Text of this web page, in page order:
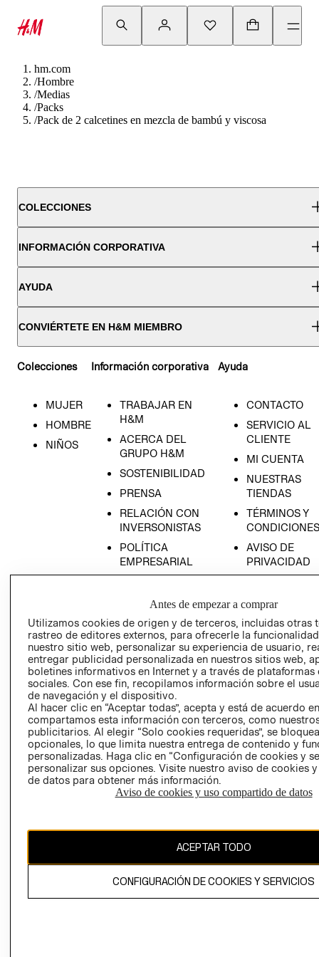
hm.com
/Hombre
/Medias
/Packs
/Pack de 2 calcetines en mezcla de bambú y viscosa
COLECCIONES
INFORMACIÓN CORPORATIVA
AYUDA
CONVIÉRTETE EN H&M MIEMBRO
Colecciones
MUJER
HOMBRE
NIÑOS
Información corporativa
TRABAJAR EN
H&M
ACERCA DEL
GRUPO H&M
SOSTENIBILIDAD
PRENSA
RELACIÓN CON
INVERSONISTAS
POLÍTICA
EMPRESARIAL
Ayuda
CONTACTO
SERVICIO AL
CLIENTE
MI CUENTA
NUESTRAS
TIENDAS
TÉRMINOS Y
CONDICIONES
AVISO DE
PRIVACIDAD
AVISO DE
LIBRO DE
Ecuador ($)
CAMBIAR REGIÓN
propiedad de H&M Hennes & Mauritz AB.
Antes de empezar a comprar
Utilizamos cookies de origen y de terceros, incluidas otras
rastreo de editores externos, para ofrecerle la
nuestro sitio web, personalizar su experiencia de usuario,
entregar publicidad personalizada en nuestros sitios web,
boletines informativos en Internet y a través de plataformas
sociales. Con ese fin, recopilamos información sobre el
de navegación y el dispositivo.
Al hacer clic en “Aceptar todas”, acepta y está de acuerdo
compartamos esta información con terceros, como
publicitarios. Al elegir “Solo cookies requeridas”, se
opcionales, lo que limita nuestra entrega de contenido y
personalizadas. Haga clic en “Configuración de cookies y
personalizar sus opciones. Visite nuestro aviso de cookies
de datos para obtener más información.
Aviso de cookies y uso compartido de datos
ACEPTAR TODO
CONFIGURACIÓN DE COOKIES Y SERVICIOS